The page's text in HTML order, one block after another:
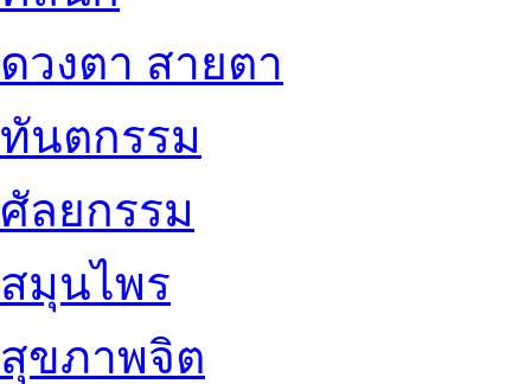
ดวงตา สายตา
ทันตกรรม
ศัลยกรรม
สมุนไพร
สุขภาพจิต